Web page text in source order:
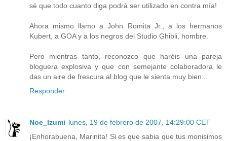
sé que todo cuanto diga podrá ser utilizado en contra mía!
Ahora mismo llamo a John Romita Jr., a los hermanos
Kubert, a GOA y a los negros del Studio Ghibli, hombre.
Pero mientras tanto, reconozco que haréis una pareja
bloguera explosiva y que con semejante colaboradora le
das un aire de frescura al blog que le sienta muy bien...
Responder
Noe_Izumi lunes, 19 de febrero de 2007, 14:29:00 CET
¡Enhorabuena, Marinita! Si es que sabia que tus monisimos